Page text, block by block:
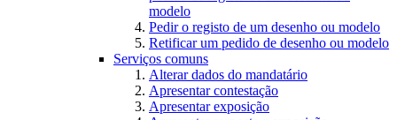
modelo
Pedir o registo de um desenho ou modelo
Retificar um pedido de desenho ou modelo
Serviços comuns
Alterar dados do mandatário
Apresentar contestação
Apresentar exposição